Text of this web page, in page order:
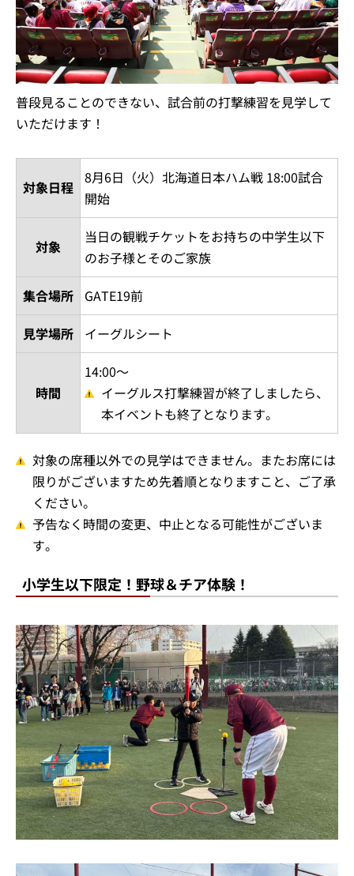
普段見ることのできない、試合前の打撃練習を見学して
いただけます！
対象日程
8月6日（火）北海道日本ハム戦 18:00試合
開始
対象
当日の観戦チケットをお持ちの中学生以下
のお子様とそのご家族
集合場所
GATE19前
見学場所
イーグルシート
時間
14:00～
イーグルス打撃練習が終了しましたら、
本イベントも終了となります。
対象の席種以外での見学はできません。またお席には
限りがございますため先着順となりますこと、ご了承
ください。
予告なく時間の変更、中止となる可能性がございま
す。
小学生以下限定！野球＆チア体験！